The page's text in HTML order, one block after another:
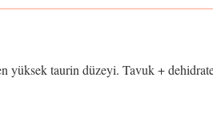
yüksek taurin düzeyi. Tavuk +